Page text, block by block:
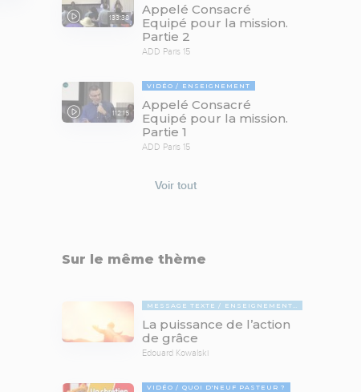
133:38
Appelé Consacré
Equipé pour la mission.
Partie 2
ADD Paris 15
112:15
VIDÉO ENSEIGNEMENT
Appelé Consacré
Equipé pour la mission.
Partie 1
ADD Paris 15
Voir tout
Sur le même thème
MESSAGE TEXTE ENSEIGNEMENTS BIBLIQUES
La puissance de l’action
de grâce
Edouard Kowalski
VIDÉO QUOI D'NEUF PASTEUR ?